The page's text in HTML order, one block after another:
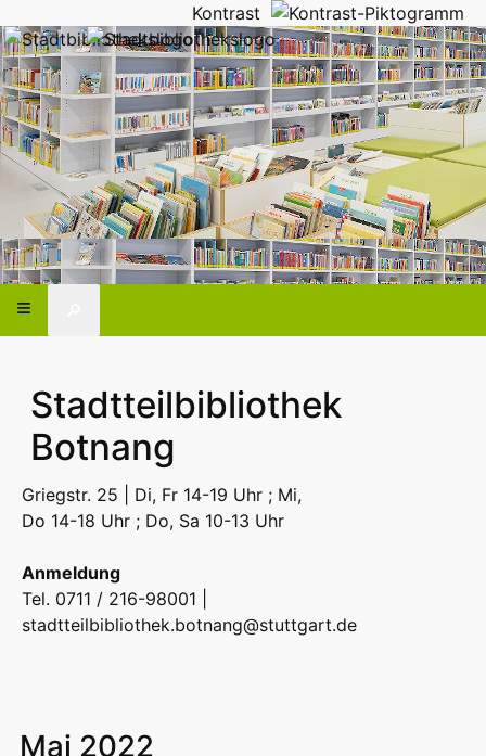
Kontrast
Stadtteilbibliothek
Botnang
Griegstr. 25 | Di, Fr 14-19 Uhr ; Mi,
Do 14-18 Uhr ; Do, Sa 10-13 Uhr
Anmeldung
Tel. 0711 / 216-98001 |
stadtteilbibliothek.botnang@stuttgart.de
Mai 2022